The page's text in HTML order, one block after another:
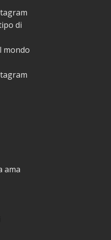
di
mondo
ama